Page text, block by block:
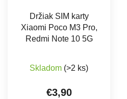
Držiak SIM karty
Xiaomi Poco M3 Pro,
Redmi Note 10 5G
Skladom (>2 ks)
€3,90